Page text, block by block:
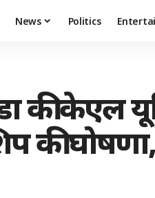
News Politics
की केएल
की